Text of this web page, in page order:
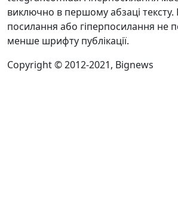
виключно в першому абзаці
посилання або гіперпосилання не
менше шрифту публікації.
Copyright © 2012-2021, Bignews